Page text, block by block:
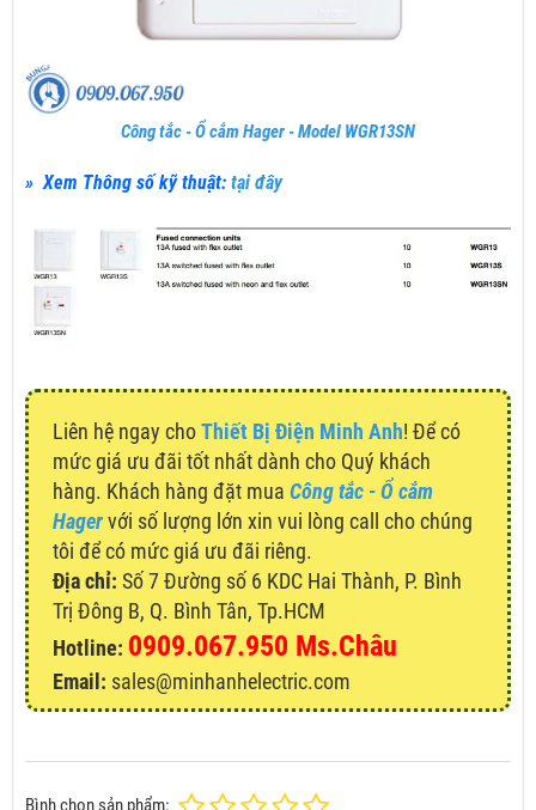
Công tắc - Ổ cắm Hager - Model WGR13SN
» Xem Thông số kỹ thuật: tại đây
Liên hệ ngay choThiết Bị Điện Minh Anh! Để có
mức giá ưu đãi tốt nhất dành cho Quý khách
hàng. Khách hàng đặt mua Công tắc - Ổ cắm
Hagervới số lượng lớn xin vui lòng call cho chúng
tôi để có mức giá ưu đãi riêng.
Địa chỉ: Số 7 Đường số 6 KDC Hai Thành, P. Bình
Trị Đông B, Q. Bình Tân, Tp.HCM
Hotline: 0909.067.950 Ms.Châu
Email: sales@minhanhelectric.com
Bình chọn sản phẩm: